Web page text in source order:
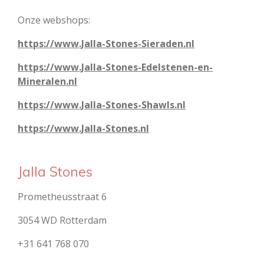
Onze webshops:
https://www.Jalla-Stones-Sieraden.nl
https://www.Jalla-Stones-Edelstenen-en-
Mineralen.nl
https://www.Jalla-Stones-Shawls.nl
https://www.Jalla-Stones.nl
Jalla Stones
Prometheusstraat 6
3054 WD Rotterdam
+31 641 768 070